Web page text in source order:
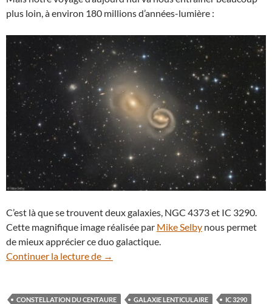
plus loin, à environ 180 millions d’années-lumière :
C’est là que se trouvent deux galaxies, NGC 4373 et IC 3290.
Cette magnifique image réalisée par Mike Selby nous permet
de mieux apprécier ce duo galactique.
Continuer la lecture de
Galaxies enlacées dans la constellation
→
CONSTELLATION DU CENTAURE GALAXIE LENTICULAIRE
IC 3290